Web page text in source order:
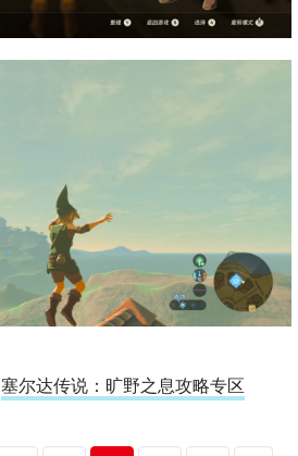
塞尔达传说：旷野之息攻略专区